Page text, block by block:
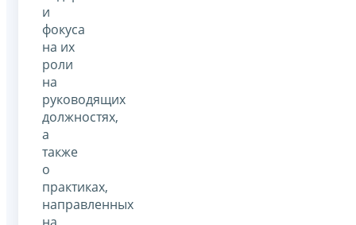
и
фокуса
на их
роли
на
руководящих
должностях,
а
также
о
практиках,
направленных
на